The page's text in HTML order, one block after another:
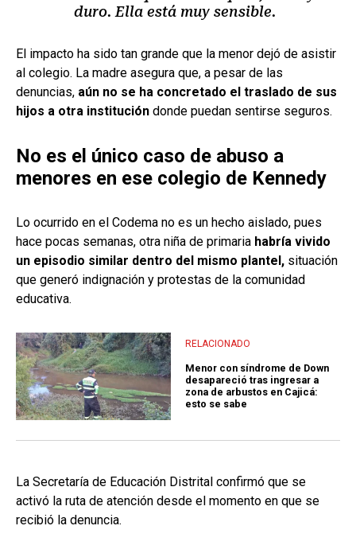
duro. Ella está muy sensible.
El impacto ha sido tan grande que la menor dejó de asistir
al colegio. La madre asegura que, a pesar de las
denuncias, aún no se ha concretado el traslado de sus
hijos a otra institución donde puedan sentirse seguros.
No es el único caso de abuso a
menores en ese colegio de Kennedy
Lo ocurrido en el Codema no es un hecho aislado, pues
hace pocas semanas, otra niña de primaria habría vivido
un episodio similar dentro del mismo plantel, situación
que generó indignación y protestas de la comunidad
educativa.
RELACIONADO
Menor con síndrome de Down
desapareció tras ingresar a
zona de arbustos en Cajicá:
esto se sabe
La Secretaría de Educación Distrital confirmó que se
activó la ruta de atención desde el momento en que se
recibió la denuncia.